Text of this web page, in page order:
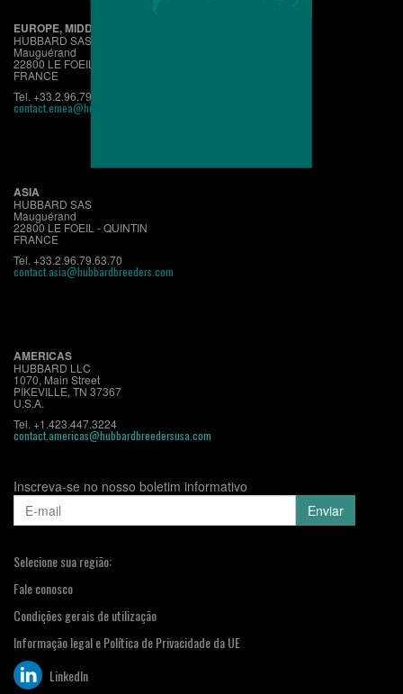
EUROPE, MIDDLE EAST, AFRICA
HUBBARD SAS
Mauguérand
22800 LE FOEIL - QUINTIN
FRANCE
Tel. +33.2.96.79.63.70
contact.emea@hubbardbreeders.com
ASIA
HUBBARD SAS
Mauguérand
22800 LE FOEIL - QUINTIN
FRANCE
Tel. +33.2.96.79.63.70
contact.asia@hubbardbreeders.com
AMERICAS
HUBBARD LLC
1070, Main Street
PIKEVILLE, TN 37367
U.S.A.
Tel. +1.423.447.3224
contact.americas@hubbardbreedersusa.com
Inscreva-se no nosso boletim informativo
Selecione sua região:
Fale conosco
Condições gerais de utilização
Informação legal e Política de Privacidade da UE
LinkedIn